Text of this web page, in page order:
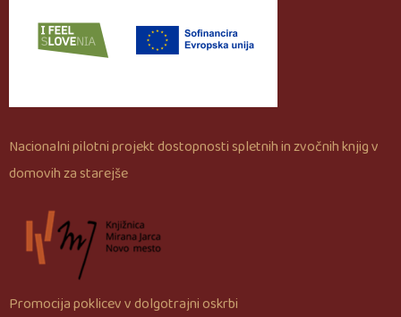
Nacionalni pilotni projekt dostopnosti spletnih in zvočnih knjig v
domovih za starejše
Promocija poklicev v dolgotrajni oskrbi